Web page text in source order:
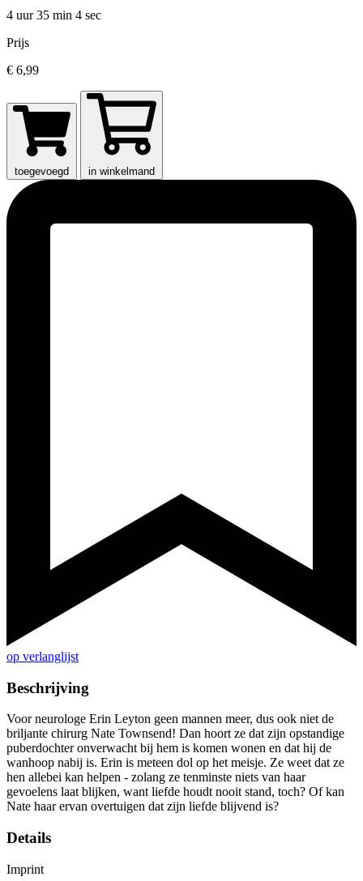
4 uur 35 min 4 sec
Prijs
€ 6,99
toegevoegd in winkelmand
op verlanglijst
Beschrijving
Voor neurologe Erin Leyton geen mannen meer, dus ook niet de
briljante chirurg Nate Townsend! Dan hoort ze dat zijn opstandige
puberdochter onverwacht bij hem is komen wonen en dat hij de
wanhoop nabij is. Erin is meteen dol op het meisje. Ze weet dat ze
hen allebei kan helpen - zolang ze tenminste niets van haar
gevoelens laat blijken, want liefde houdt nooit stand, toch? Of kan
Nate haar ervan overtuigen dat zijn liefde blijvend is?
Details
Imprint